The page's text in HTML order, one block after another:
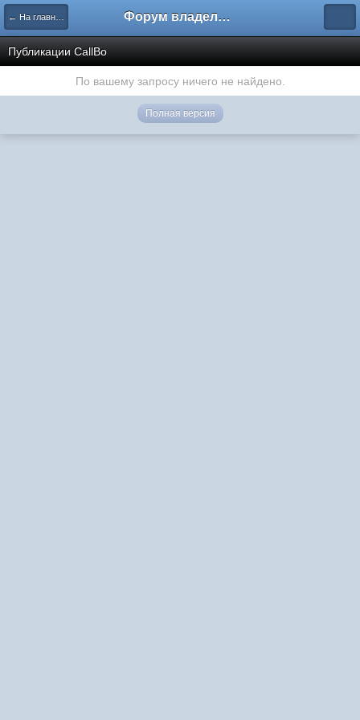
← На главную Форум владельцев интернет-магазинов
Публикации CallBo
По вашему запросу ничего не найдено.
Полная версия